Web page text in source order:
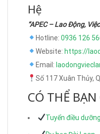
Hệ
“APEC – Lao Động,
Hotline: 0936 126
Website: https://
Email:
Số 117 Xuân Thủy,
CÓ THỂ
Tuyển điều